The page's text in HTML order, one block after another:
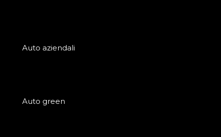
Auto aziendali
Auto green